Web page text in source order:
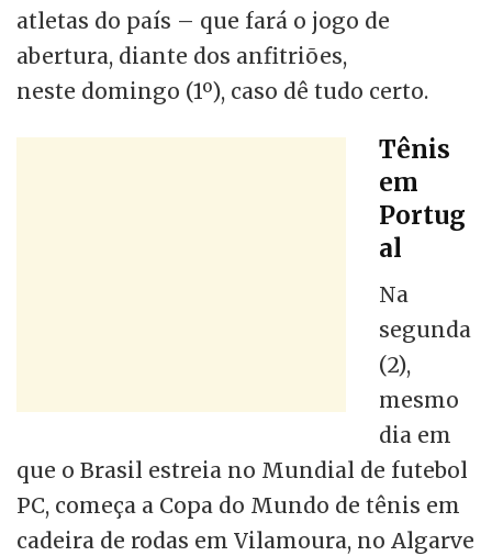
atletas do país – que fará o jogo de
abertura, diante dos anfitriões,
neste domingo (1º), caso dê tudo certo.
Tênis
em
Portug
al
Na
segunda
(2),
mesmo
dia em
que o Brasil estreia no Mundial de futebol
PC, começa a Copa do Mundo de tênis em
cadeira de rodas em Vilamoura, no Algarve